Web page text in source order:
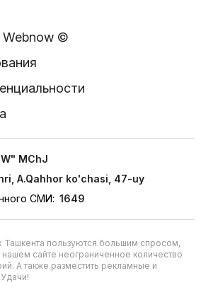
Webnow ©
MChJ
A.Qahhor ko'chasi, 47-uy
СМИ: 1649
Ташкента пользуются большим спросом,
сайте неограниченное количество
А также разместить рекламные и